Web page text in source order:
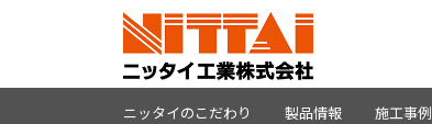
ニッタイのこだわり 製品情報 施工事例